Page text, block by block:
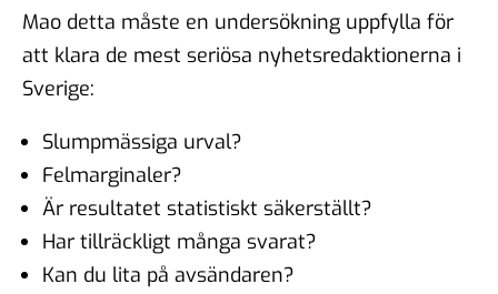
Mao detta måste en undersökning uppfylla för
att klara de mest seriösa nyhetsredaktionerna i
Sverige:
Slumpmässiga urval?
Felmarginaler?
Är resultatet statistiskt säkerställt?
Har tillräckligt många svarat?
Kan du lita på avsändaren?